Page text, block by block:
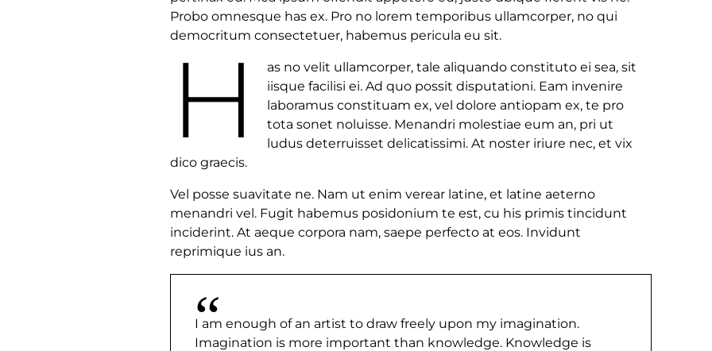
Probo omnesque has ex. Pro no lorem temporibus ullamcorper, no qui
democritum consectetuer, habemus pericula eu sit.
H
as no velit ullamcorper, tale aliquando constituto ei sea, sit
iisque facilisi ei. Ad quo possit disputationi. Eam invenire
laboramus constituam ex, vel dolore antiopam ex, te pro
tota sonet noluisse. Menandri molestiae eum an, pri ut
ludus deterruisset delicatissimi. At noster iriure nec, et vix
dico graecis.
Vel posse suavitate ne. Nam ut enim verear latine, et latine aeterno
menandri vel. Fugit habemus posidonium te est, cu his primis tincidunt
inciderint. At aeque corpora nam, saepe perfecto at eos. Invidunt
reprimique ius an.
I am enough of an artist to draw freely upon my imagination.
Imagination is more important than knowledge. Knowledge is